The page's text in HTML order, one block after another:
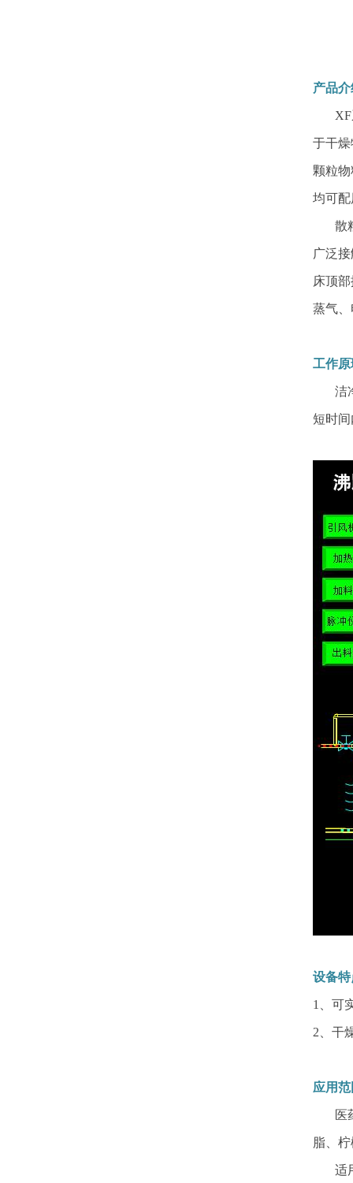
产品
XF系
于干
颗粒
均可
散粒
广泛
床顶
蒸气
工作原
洁净
短时
设备特
1、可
2、干
应用
医药
脂、
适用